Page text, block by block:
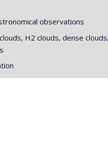
observations
H2 clouds, dense